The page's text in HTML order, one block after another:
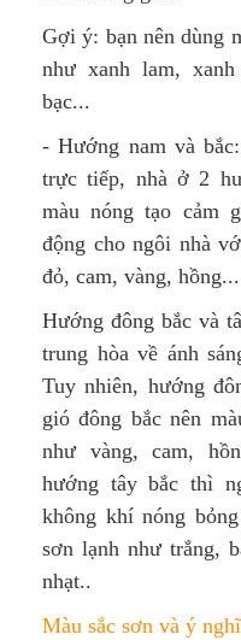
Gợi ý: bạn nên dùng
như xanh lam,
bạc...
- Hướng nam và
trực tiếp, nhà ở 2
màu nóng tạo cảm
động cho ngôi nhà
đỏ, cam, vàng, hồng...
Hướng đông bắc và
trung hòa về ánh
Tuy nhiên, hướng
gió đông bắc nên
như vàng, cam,
hướng tây bắc thì
không khí nóng
sơn lạnh như trắng,
nhạt..
Màu sắc sơn và ý